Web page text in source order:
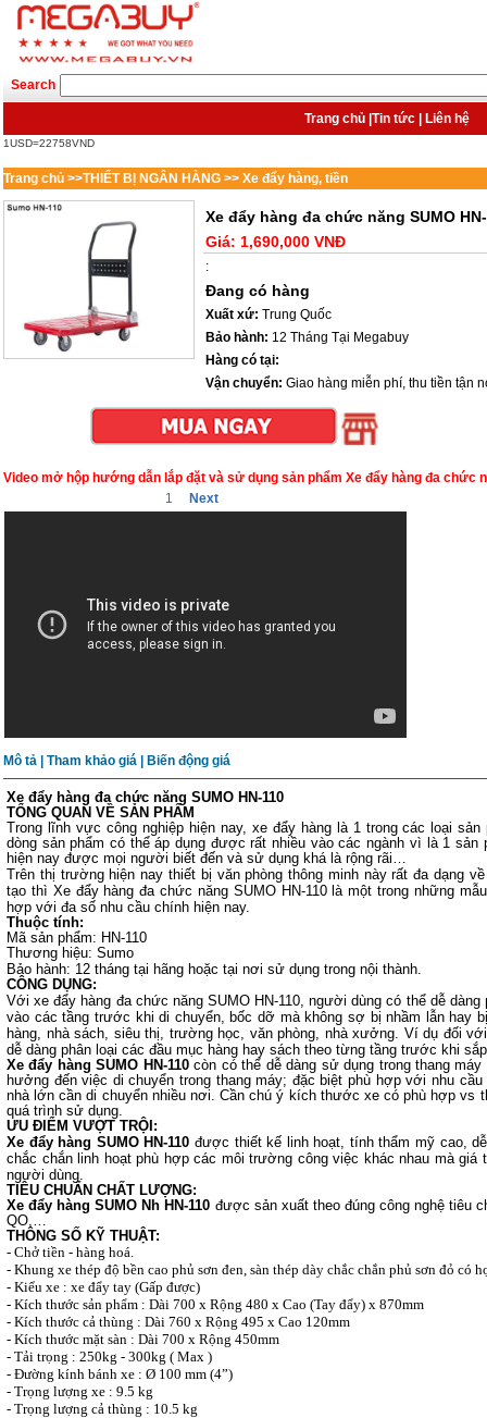
Search
Trang chủ Tin tức Liên hệ
1USD=22758VND
Trang chủ >>THIẾT BỊ NGÂN HÀNG >> Xe đẩy hàng, tiền
Xe đẩy hàng đa chức năng SUMO
Giá: 1,690,000 VNĐ
:
Đang có hàng
Xuất xứ: Trung Quốc
Bảo hành: 12 Tháng Tại Megabuy
Hàng có tại:
Vận chuyển: Giao hàng miễn phí, thu tiền tận
Video mở hộp hướng dẫn lắp đặt và sử dụng sản phẩm Xe đẩy hàng đa chức
1
Next
Mô tả Tham khảo giá | Biến động giá
Xe đẩy hàng đa chức năng SUMO HN-110
TỔNG QUAN VỀ SẢN PHẨM
Trong lĩnh vực công nghiệp hiện nay, xe đẩy hàng là 1 trong các loại
dòng sản phẩm có thể áp dụng được rất nhiều vào các ngành vì là 1 sản
hiện nay được mọi người biết đến và sử dụng khá là rộng rãi…
Trên thị trường hiện nay thiết bị văn phòng thông minh này rất đa dạng
tạo thì Xe đẩy hàng đa chức năng SUMO HN-110 là một trong những
hợp với đa số nhu cầu chính hiện nay.
Thuộc tính:
Mã sản phẩm: HN-110
Thương hiệu: Sumo
Bảo hành: 12 tháng tại hãng hoặc tại nơi sử dụng trong nội thành.
CÔNG DỤNG:
Vớixe đẩy hàng đa chức năng SUMO HN-110, người dùng có thể dễ dàng
vào các tầng trước khi di chuyển, bốc dỡ mà không sợ bị nhầm lẫn hay
hàng, nhà sách, siêu thị, trường học, văn phòng, nhà xưởng. Ví dụ đối
dễ dàng phân loại các đầu mục hàng hay sách theo từng tầng trước khi
Xe đẩy hàng SUMO HN-110còn có thể dễ dàng sử dụng trong thang
hưởng đến việc di chuyển trong thang máy; đặc biệt phù hợp với nhu
nhà lớn cần di chuyển nhiều nơi. Cần chú ý kích thước xe có phù hợp vs
quá trình sử dụng.
ƯU ĐIỂM VƯỢT TRỘI:
Xe đẩy hàng SUMO HN-110 được thiết kế linh hoạt, tính thẩm mỹ cao,
chắc chắn linh hoạt phù hợp các môi trường công việc khác nhau mà
người dùng.
TIÊU CHUẨN CHẤT LƯỢNG:
Xe đẩy hàng SUMO Nh HN-110 được sản xuất theo đúng công nghệ tiêu
QO,…
THÔNG SỐ KỸ THUẬT:
- Chở tiền - hàng hoá.
- Khung xe thép độ bền cao phủ sơn đen, sàn thép dày chắc chắn phủ sơn đỏ có
- Kiểu xe : xe đẩy tay (Gấp được)
- Kích thước sản phẩm : Dài 700 x Rộng 480 x Cao (Tay đẩy) x 870mm
- Kích thước cả thùng : Dài 760 x Rộng 495 x Cao 120mm
- Kích thước mặt sàn : Dài 700 x Rộng 450mm
- Tải trọng : 250kg - 300kg ( Max )
- Đường kính bánh xe : Ø 100 mm (4”)
- Trọng lượng xe : 9.5 kg
- Trọng lượng cả thùng : 10.5 kg